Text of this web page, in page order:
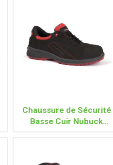
Chaussure de Sécurité
Basse Cuir Nubuck